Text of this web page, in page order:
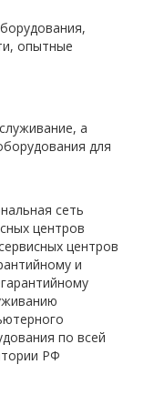
опытные
а
для
сеть
центров
центров
и
по всей
РФ